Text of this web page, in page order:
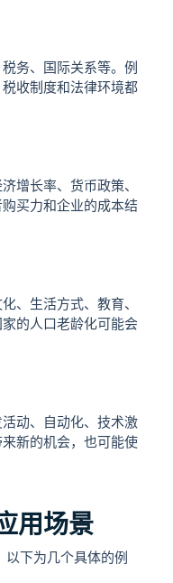
务、国际关系等。例
收制度和法律环境都
增长率、货币政策、
买力和企业的成本结
、生活方式、教育、
的人口老龄化可能会
动、自动化、技术激
新的机会，也可能使
用场景
以下为几个具体的例